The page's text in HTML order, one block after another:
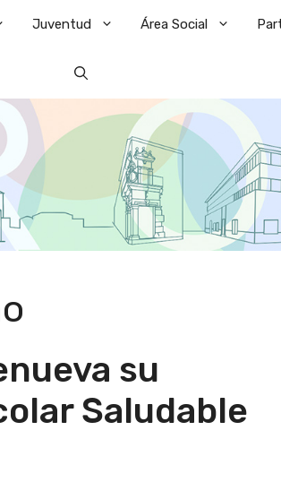
Juventud Área Social
su
Saludable